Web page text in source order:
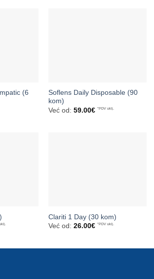
(6
Soflens Daily Disposable (90
kom)
Već od: 59.00€ *PDV uklj.
Clariti 1 Day (30 kom)
Već od: 26.00€ *PDV uklj.